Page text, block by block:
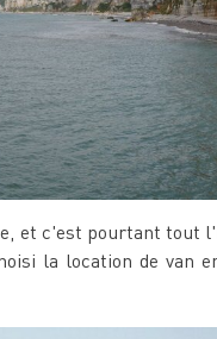
et c'est pourtant tout
la location de van